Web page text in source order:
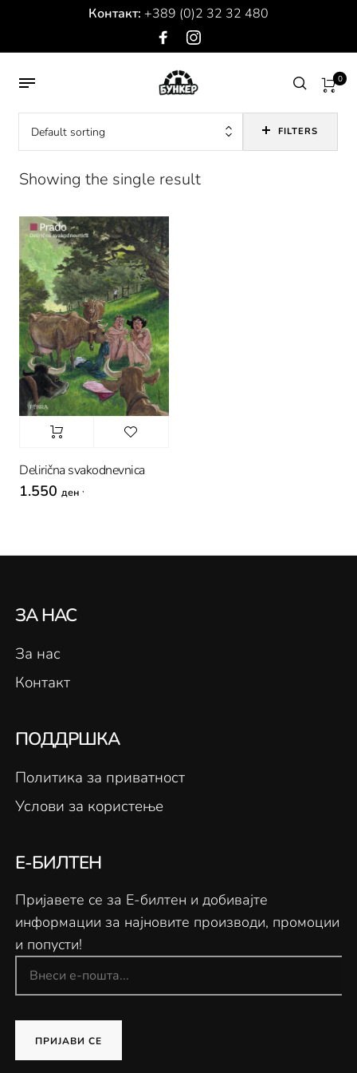
Контакт: +389 (0)2 32 32 480
0
Default sorting FILTERS
Showing the single result
Delirična svakodnevnica
1.550 ден ,
ЗА НАС
За нас
Контакт
ПОДДРШКА
Политика за приватност
Услови за користење
Е-БИЛТЕН
Пријавете се за Е-билтен и добивајте
информации за најновите производи, промоции
и попусти!